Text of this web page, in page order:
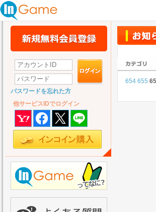
パスワードを忘れた方
他サービスIDでログイン
654 655